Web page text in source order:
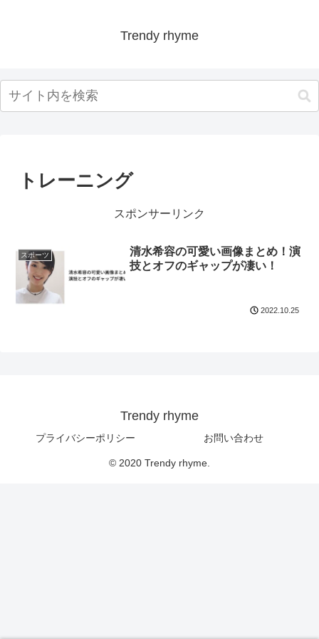
Trendy rhyme
トレーニング
スポンサーリンク
スポーツ
清水希容の可愛い画像まとめ！演
技とオフのギャップが凄い！
2022.10.25
Trendy rhyme
プライバシーポリシー お問い合わせ
© 2020 Trendy rhyme.